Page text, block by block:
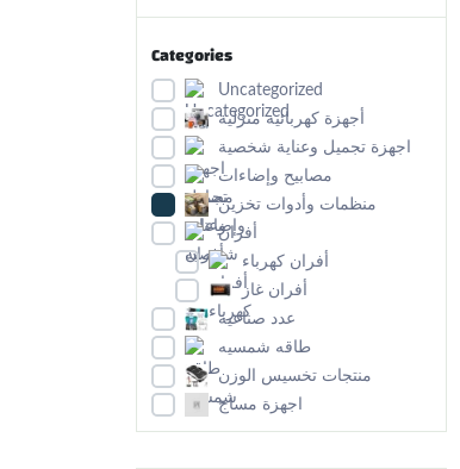
Categories
Uncategorized
أجهزة كهربائية منزلية
اجهزة تجميل وعناية شخصية
مصابيح وإضاءات
منظمات وأدوات تخزين
أفران
أفران كهرباء
أفران غاز
عدد صناعيه
طاقه شمسيه
منتجات تخسيس الوزن
اجهزة مساج